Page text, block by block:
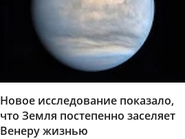
Новое исследование показало,
что Земля постепенно заселяет
Венеру жизнью